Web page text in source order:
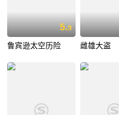
5.9
鲁宾逊太空历险 雌雄大盗